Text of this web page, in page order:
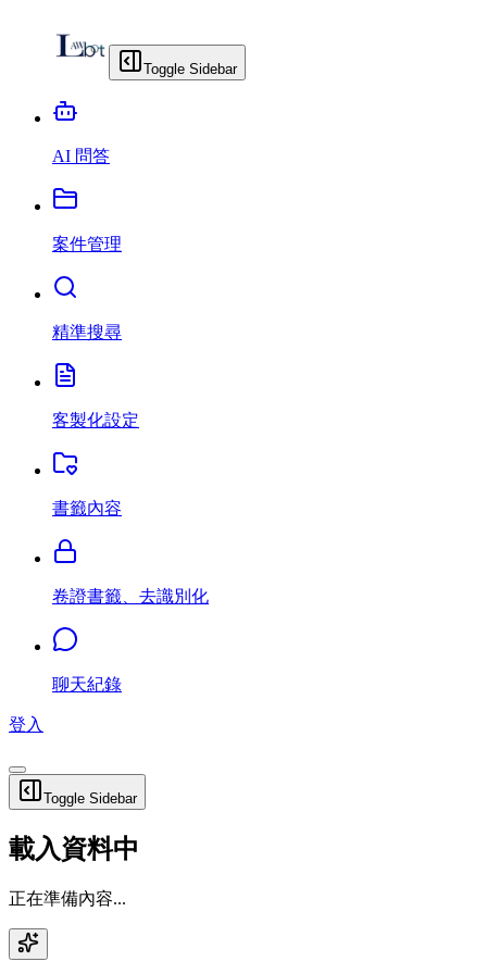
Toggle Sidebar
AI 問答
案件管理
精準搜尋
客製化設定
書籤內容
卷證書籤、去識別化
聊天紀錄
登入
Toggle Sidebar
載入資料中
正在準備內容...